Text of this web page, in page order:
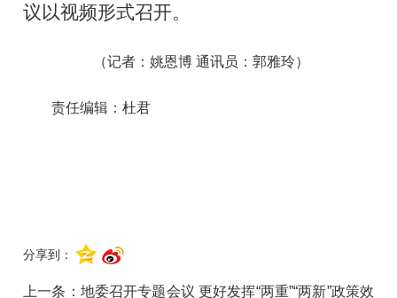
议以视频形式召开。
（记者：姚恩博 通讯员：郭雅玲）
责任编辑：杜君
分享到：
上一条： 地委召开专题会议 更好发挥“两重”“两新”政策效